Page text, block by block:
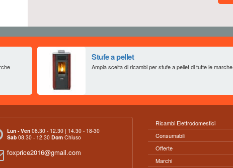
Stufe a pellet
Ampia scelta di ricambi per stufe a pellet di tutte le marche
Lun - Ven 08.30 - 12.30 | 14.30 - 18-30
Sab 08.30 - 12.30 Dom Chiuso
foxprice2016@gmail.com
Ricambi Elettrodomestici
Consumabili
Offerte
Marchi